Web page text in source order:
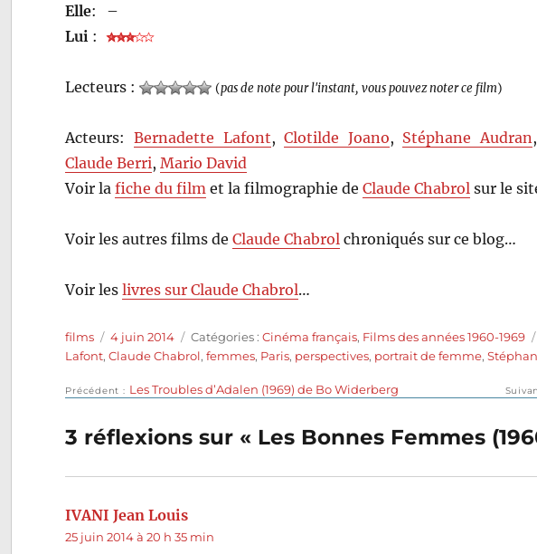
Elle:
–
Lui :
Lecteurs : (pas de note pour l'instant, vous pouvez noter ce film)
Acteurs: Bernadette Lafont,Clotilde Joano, Stéphane Audran ,
Claude Berri,Mario David
Voir lafiche du film et la filmographie deClaude Chabrol sur le
Voir les autres films deClaude Chabrol chroniqués sur ce blog…
Voir leslivres sur Claude Chabrol…
Auteur
films
Publié
le
4 juin 2014 Catégories
Catégories :Cinéma français, Films des années 1960-1969
Lafont,Claude Chabrol,femmes, Paris, perspectives, portrait de femme,
Navigation
de
l’article
Précédent
Publication
Les Troubles d’Adalen (1969) de Bo Widerberg
3 réflexions sur « Les Bonnes Femmes
IVANI Jean Louis
25 juin 2014 à 20 h 35 min